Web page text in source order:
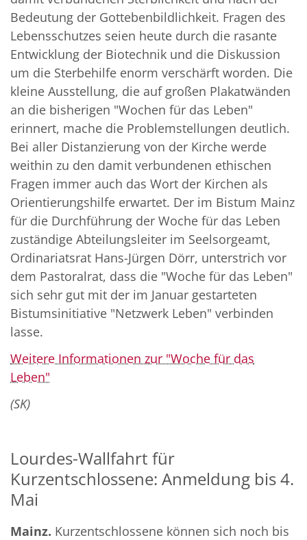
Bedeutung der Gottebenbildlichkeit. Fragen des
Lebensschutzes seien heute durch die rasante
Entwicklung der Biotechnik und die Diskussion
um die Sterbehilfe enorm verschärft worden. Die
kleine Ausstellung, die auf großen Plakatwänden
an die bisherigen "Wochen für das Leben"
erinnert, mache die Problemstellungen deutlich.
Bei aller Distanzierung von der Kirche werde
weithin zu den damit verbundenen ethischen
Fragen immer auch das Wort der Kirchen als
Orientierungshilfe erwartet. Der im Bistum Mainz
für die Durchführung der Woche für das Leben
zuständige Abteilungsleiter im Seelsorgeamt,
Ordinariatsrat Hans-Jürgen Dörr, unterstrich vor
dem Pastoralrat, dass die "Woche für das Leben"
sich sehr gut mit der im Januar gestarteten
Bistumsinitiative "Netzwerk Leben" verbinden
lasse.
Weitere Informationen zur "Woche für das
Leben"
(SK)
Lourdes-Wallfahrt für
Kurzentschlossene: Anmeldung bis 4.
Mai
Mainz. Kurzentschlossene können sich noch bis